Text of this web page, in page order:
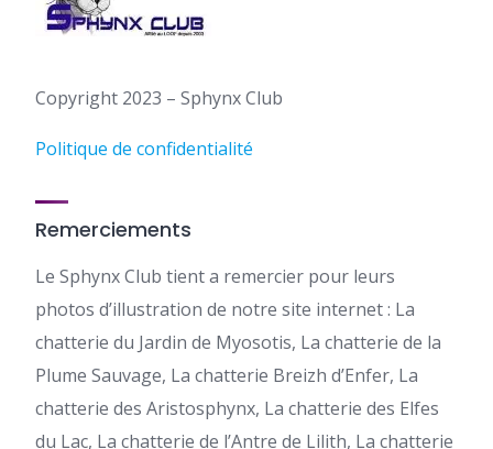
Copyright 2023 – Sphynx Club
Politique de confidentialité
Remerciements
Le Sphynx Club tient a remercier pour leurs
photos d’illustration de notre site internet : La
chatterie du Jardin de Myosotis, La chatterie de la
Plume Sauvage, La chatterie Breizh d’Enfer, La
chatterie des Aristosphynx, La chatterie des Elfes
du Lac, La chatterie de l’Antre de Lilith, La chatterie